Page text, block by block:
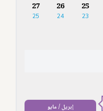
25
23
26
24
27
25
إبريل / مايو